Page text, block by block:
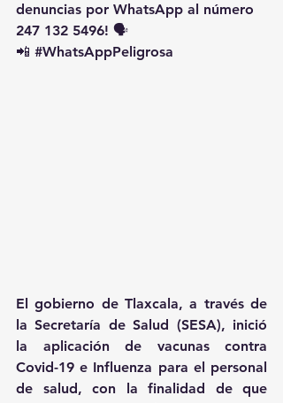
denuncias por WhatsApp al número
247 132 5496! 🗣️
📲 #WhatsAppPeligrosa
El gobierno de Tlaxcala, a través de
la Secretaría de Salud (SESA), inició
la aplicación de vacunas contra
Covid-19 e Influenza para el personal
de salud, con la finalidad de que